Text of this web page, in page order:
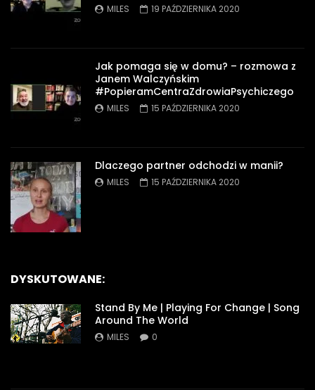
MILES 19 PAŹDZIERNIKA 2020
Jak pomaga się w domu? – rozmowa z
Janem Walczyńskim
#PopieramCentraZdrowiaPsychiczego
MILES 15 PAŹDZIERNIKA 2020
Dlaczego partner odchodzi w manii?
MILES 15 PAŹDZIERNIKA 2020
DYSKUTOWANE:
Stand By Me | Playing For Change | Song
Around The World
MILES 0